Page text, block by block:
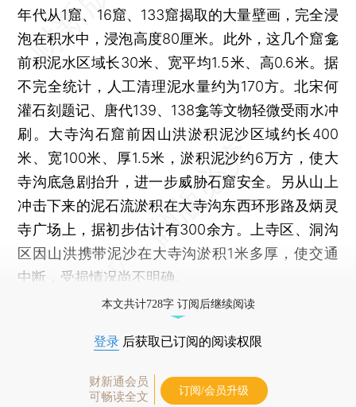
年代从1窟、16窟、133窟揭取的大量壁画，完全浸
泡在积水中，浸泡高度80厘米。此外，这几个窟龛
前积泥水区域长30米、宽平均1.5米、高0.6米。据
不完全统计，人工清理泥水量约为170方。北宋何
灌石刻题记、唐代139、138龛等文物轻微受雨水冲
刷。大寺沟石窟前因山洪淤积泥沙区域约长400
米、宽100米、厚1.5米，淤积泥沙约6万方，使大
寺沟底急剧抬升，进一步威胁石窟安全。另从山上
冲击下来的泥石流淤积在大寺沟东西环形路及炳灵
寺广场上，据初步估计有300余方。上寺区、洞沟
区因山洪携带泥沙在大寺沟淤积1米多厚，使交通
中断，受损情况尚不明确。
本文共计728字 订阅后继续阅读
登录 后获取已订阅的阅读权限
财新通会员
可畅读全文
订阅/会员升级